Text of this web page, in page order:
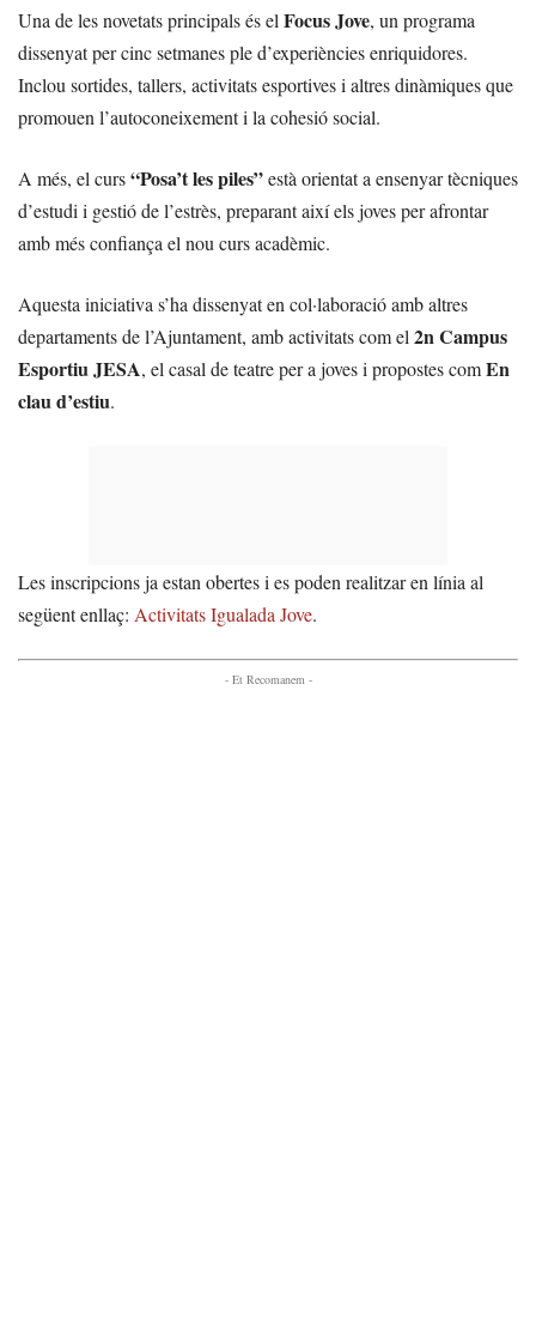
Una de les novetats principals és el Focus Jove, un programa
dissenyat per cinc setmanes ple d’experiències enriquidores.
Inclou sortides, tallers, activitats esportives i altres dinàmiques que
promouen l’autoconeixement i la cohesió social.
A més, el curs“Posa’t les piles”està orientat a ensenyar tècniques
d’estudi i gestió de l’estrès, preparant així els joves per afrontar
amb més confiança el nou curs acadèmic.
Aquesta iniciativa s’ha dissenyat en col·laboració amb altres
departaments de l’Ajuntament, amb activitats com el 2n Campus
Esportiu JESA, el casal de teatre per a joves i propostes comEn
clau d’estiu.
Les inscripcions ja estan obertes i es poden realitzar en línia al
següent enllaç: Activitats Igualada Jove.
- Et Recomanem -